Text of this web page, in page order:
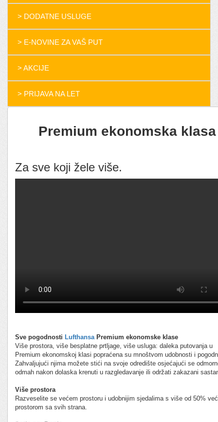
> DODATNE USLUGE
> E-NOVINE ZA VAŠ PUT
> AKCIJE
> PRIJAVA NA LET
Premium ekonomska klasa
Za sve koji žele više.
Sve pogodnosti Lufthansa Premium ekonomske klase
Više prostora, više besplatne prtljage, više usluga: daleka putovanja u
Premium ekonomskoj klasi popraćena su mnoštvom udobnosti i
Zahvaljujući njima možete stići na svoje odredište osjećajući se
odmah nakon dolaska krenuti u razgledavanje ili održati zakazani
Više prostora
Razveselite se većem prostoru i udobnijim sjedalima s više od 50%
prostorom sa svih strana.